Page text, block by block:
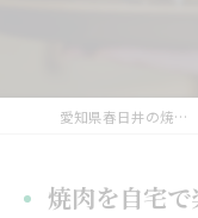
愛知県春日井の焼肉の求人なら焼肉苑 万大
焼肉を自宅